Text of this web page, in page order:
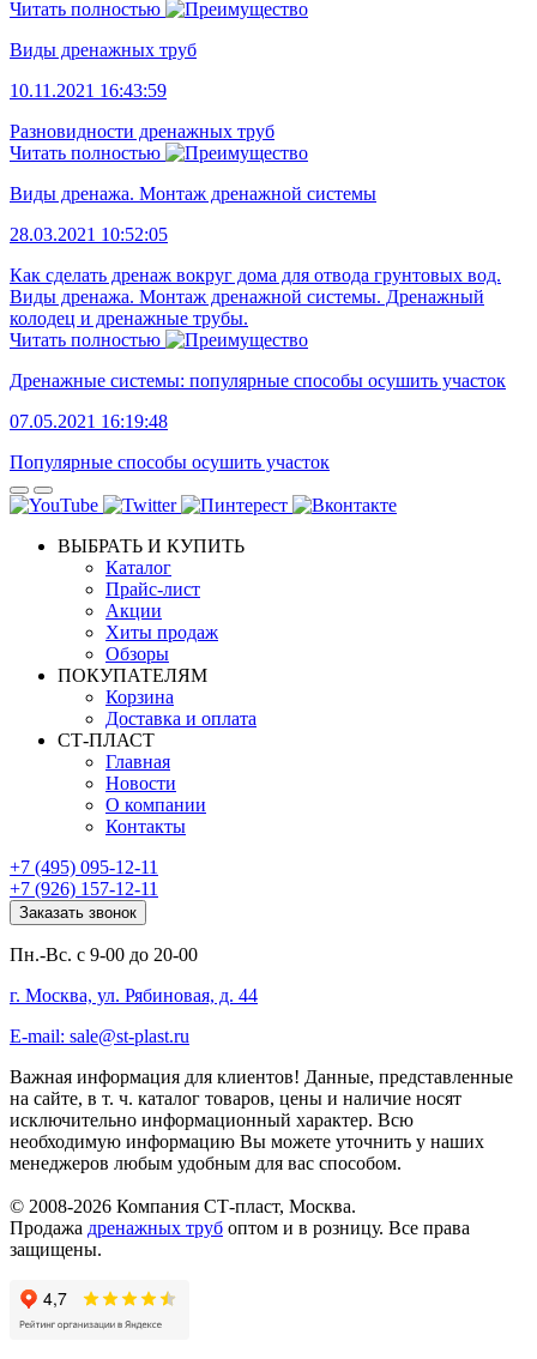
Читать полностью
Виды дренажных труб
10.11.2021 16:43:59
Разновидности дренажных труб
Читать полностью
Виды дренажа. Монтаж дренажной системы
28.03.2021 10:52:05
Как сделать дренаж вокруг дома для отвода грунтовых вод.
Виды дренажа. Монтаж дренажной системы. Дренажный
колодец и дренажные трубы.
Читать полностью
Дренажные системы: популярные способы осушить участок
07.05.2021 16:19:48
Популярные способы осушить участок
ВЫБРАТЬ И КУПИТЬ
Каталог
Прайс-лист
Акции
Хиты продаж
Обзоры
ПОКУПАТЕЛЯМ
Корзина
Доставка и оплата
СТ-ПЛАСТ
Главная
Новости
О компании
Контакты
+7 (495) 095-12-11
+7 (926) 157-12-11
Заказать звонок
Пн.-Вс. с 9-00 до 20-00
г. Москва, ул. Рябиновая, д. 44
E-mail: sale@st-plast.ru
Важная информация для клиентов! Данные, представленные
на сайте, в т. ч. каталог товаров, цены и наличие носят
исключительно информационный характер. Всю
необходимую информацию Вы можете уточнить у наших
менеджеров любым удобным для вас способом.
© 2008-2026 Компания СТ-пласт, Москва.
Продажа дренажных труб оптом и в розницу. Все права
защищены.